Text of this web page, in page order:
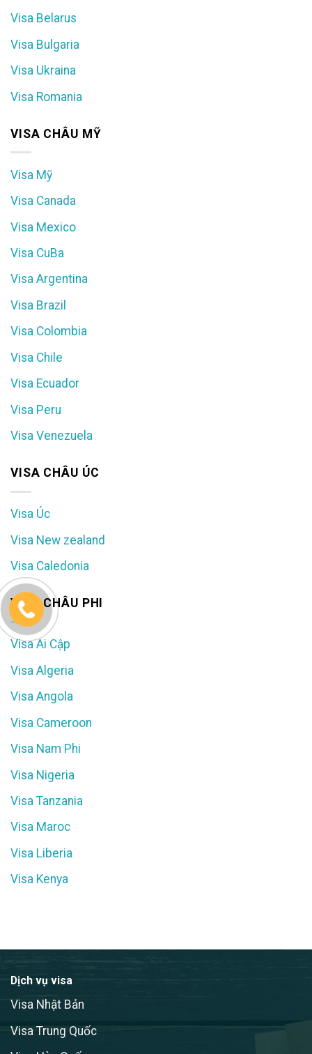
Visa Belarus
Visa Bulgaria
Visa Ukraina
Visa Romania
VISA CHÂU MỸ
Visa Mỹ
Visa Canada
Visa Mexico
Visa CuBa
Visa Argentina
Visa Brazil
Visa Colombia
Visa Chile
Visa Ecuador
Visa Peru
Visa Venezuela
VISA CHÂU ÚC
Visa Úc
Visa New zealand
Visa Caledonia
VISA CHÂU PHI
Visa Ai Cập
Visa Algeria
Visa Angola
Visa Cameroon
Visa Nam Phi
Visa Nigeria
Visa Tanzania
Visa Maroc
Visa Liberia
Visa Kenya
Dịch vụ visa
Visa Nhật Bản
Visa Trung Quốc